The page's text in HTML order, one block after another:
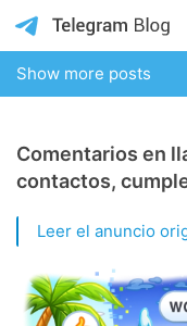
Show more posts
Comentarios en
contactos,
Leer el anuncio